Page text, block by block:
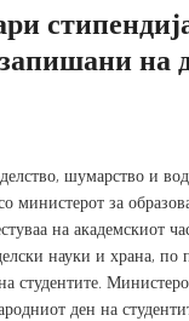
на
шумарство и
министерот за
на академскиот
науки и храна,
студентите.
ден на